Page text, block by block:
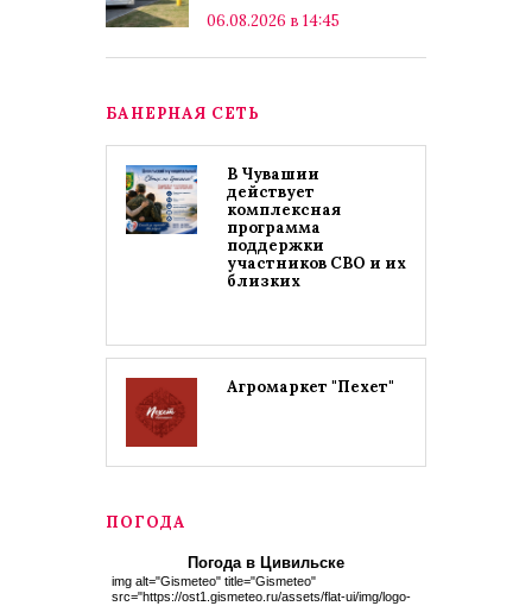
06.08.2026 в 14:45
БАНЕРНАЯ СЕТЬ
В Чувашии
действует
комплексная
программа
поддержки
участников СВО и их
близких
Агромаркет "Пехет"
ПОГОДА
Погода в Цивильске
img alt="Gismeteo" title="Gismeteo"
src="https://ost1.gismeteo.ru/assets/flat-ui/img/logo-